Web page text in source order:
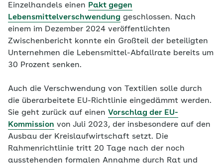
Einzelhandels einen Pakt gegen
Lebensmittelverschwendung geschlossen. Nach
einem im Dezember 2024 veröffentlichten
Zwischenbericht konnte ein Großteil der beteiligten
Unternehmen die Lebensmittel-Abfallrate bereits um
30 Prozent senken.
Auch die Verschwendung von Textilien solle durch
die überarbeitete EU-Richtlinie eingedämmt werden.
Sie geht zurück auf einen Vorschlag der EU-
Kommission von Juli 2023, der insbesondere auf den
Ausbau der Kreislaufwirtschaft setzt. Die
Rahmenrichtlinie tritt 20 Tage nach der noch
ausstehenden formalen Annahme durch Rat und